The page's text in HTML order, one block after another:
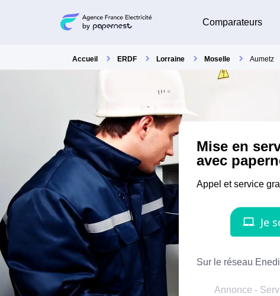
Comparateurs
Accueil ERDF Lorraine Moselle Aumetz